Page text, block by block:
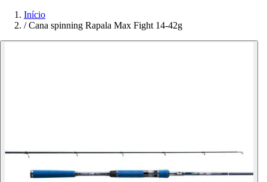
Início
/ Cana spinning Rapala Max Fight 14-42g